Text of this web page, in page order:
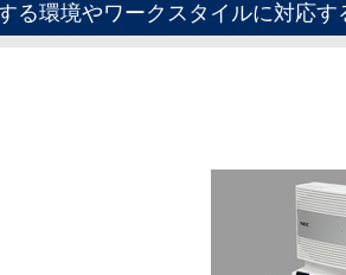
る環境やワークスタイルに対応す